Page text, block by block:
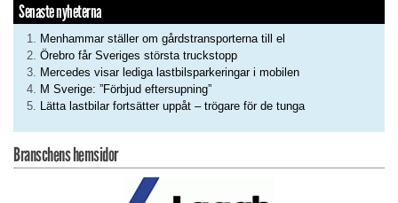
Senaste nyheterna
Menhammar ställer om gårdstransporterna till el
Örebro får Sveriges största truckstopp
Mercedes visar lediga lastbilsparkeringar i mobilen
M Sverige: ”Förbjud eftersupning”
Lätta lastbilar fortsätter uppåt – trögare för de tunga
Branschens hemsidor